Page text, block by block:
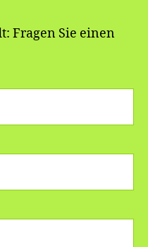
Fragen Sie einen